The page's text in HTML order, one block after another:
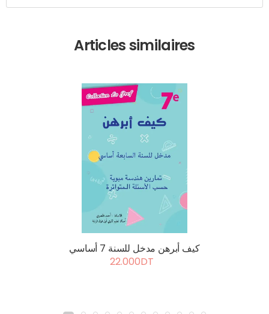
Articles similaires
كيف أبرهن مدخل للسنة 7 أساسي
22.000DT